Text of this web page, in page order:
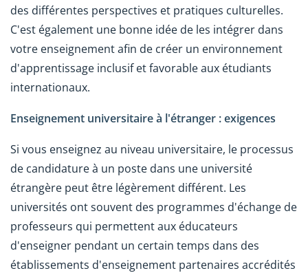
des différentes perspectives et pratiques culturelles.
C'est également une bonne idée de les intégrer dans
votre enseignement afin de créer un environnement
d'apprentissage inclusif et favorable aux étudiants
internationaux.
Enseignement universitaire à l'étranger : exigences
Si vous enseignez au niveau universitaire, le processus
de candidature à un poste dans une université
étrangère peut être légèrement différent. Les
universités ont souvent des programmes d'échange de
professeurs qui permettent aux éducateurs
d'enseigner pendant un certain temps dans des
établissements d'enseignement partenaires accrédités